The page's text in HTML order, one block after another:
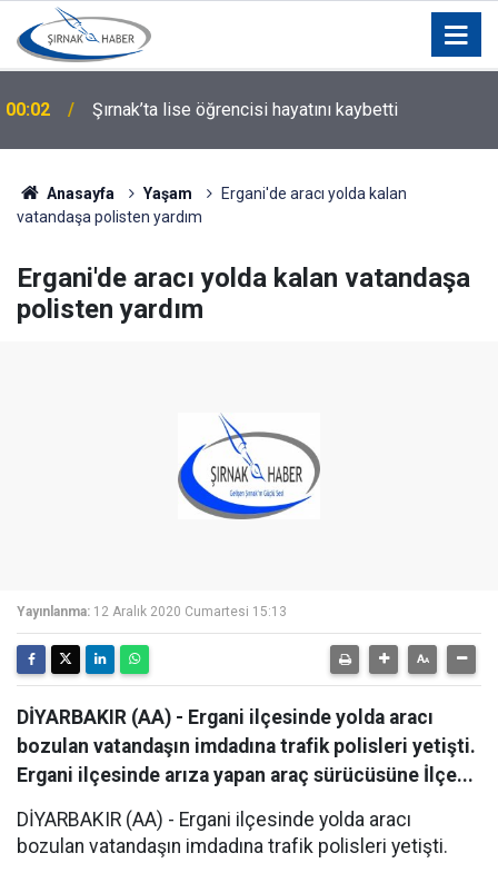
00:02 Şırnak’ta lise öğrencisi hayatını kaybetti
Anasayfa Yaşam
Ergani'de aracı yolda kalan
vatandaşa polisten yardım
Ergani'de aracı yolda kalan vatandaşa
polisten yardım
Yayınlanma: 12 Aralık 2020 Cumartesi 15:13
DİYARBAKIR (AA) - Ergani ilçesinde yolda aracı
bozulan vatandaşın imdadına trafik polisleri yetişti.
Ergani ilçesinde arıza yapan araç sürücüsüne İlçe...
DİYARBAKIR (AA) - Ergani ilçesinde yolda aracı
bozulan vatandaşın imdadına trafik polisleri yetişti.